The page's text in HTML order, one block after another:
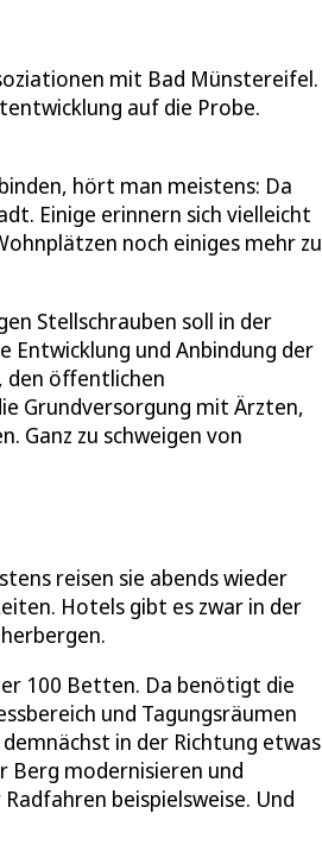
mit Bad Münstereifel.
auf die Probe.
hört man meistens: Da
Einige erinnern sich vielleicht
noch einiges mehr zu
Stellschrauben soll in der
Entwicklung und Anbindung der
den öffentlichen
Grundversorgung mit Ärzten,
Ganz zu schweigen von
reisen sie abends wieder
Hotels gibt es zwar in der
100 Betten. Da benötigt die
und Tagungsräumen
in der Richtung etwas
Berg modernisieren und
beispielsweise. Und